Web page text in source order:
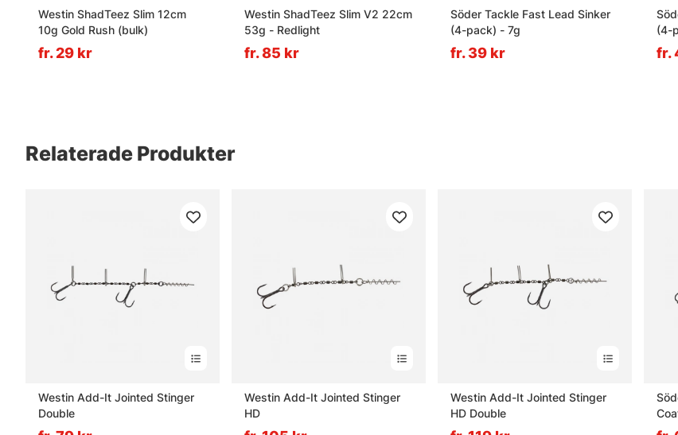
Westin ShadTeez Slim 12cm
10g Gold Rush (bulk)
fr. 29 kr
Westin ShadTeez Slim V2 22cm
53g - Redlight
fr. 85 kr
Söder Tackle Fast Lead Sinker
(4-pack) - 7g
fr. 39 kr
(4-
fr.
Relaterade Produkter
Westin Add-It Jointed Stinger
Double
Westin Add-It Jointed Stinger
HD
Westin Add-It Jointed Stinger
HD Double